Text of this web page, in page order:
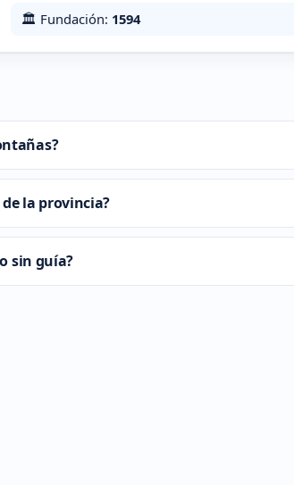
🏛️ Fundación: 1594
la provincia?
sin guía?